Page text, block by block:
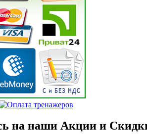
на наши Акции и